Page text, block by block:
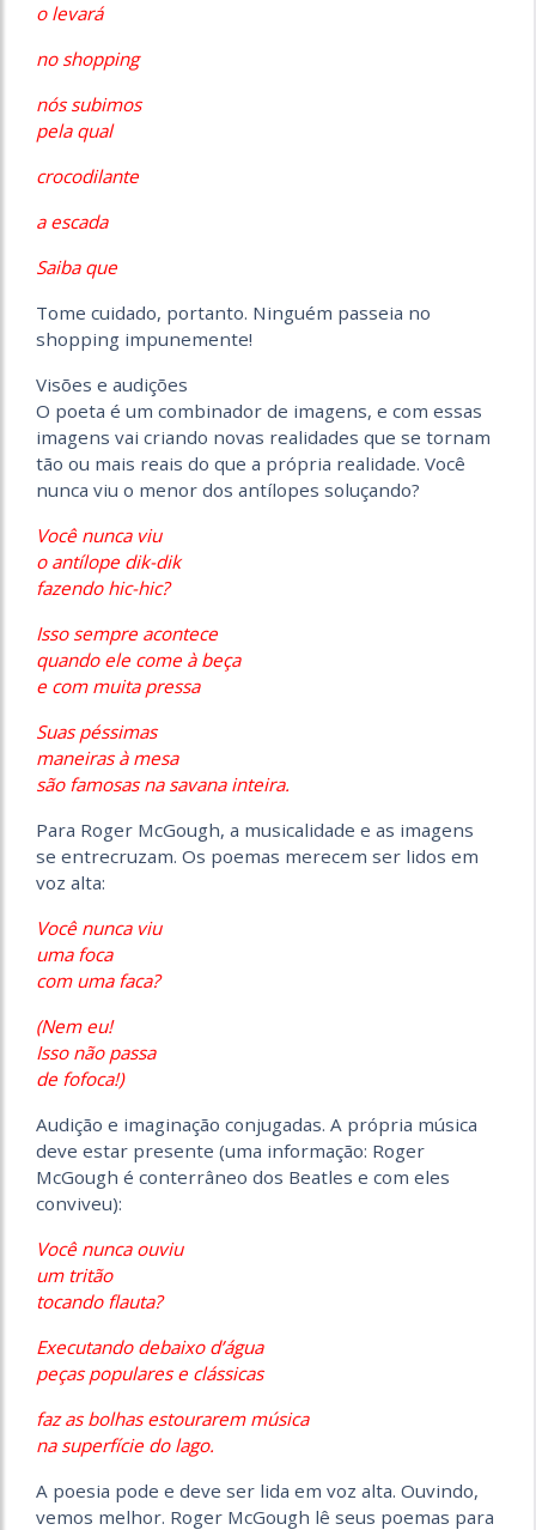
o levará
no shopping
nós subimos
pela qual
crocodilante
a escada
Saiba que
Tome cuidado, portanto. Ninguém passeia no
shopping impunemente!
Visões e audições
O poeta é um combinador de imagens, e com essas
imagens vai criando novas realidades que se tornam
tão ou mais reais do que a própria realidade. Você
nunca viu o menor dos antílopes soluçando?
Você nunca viu
o antílope dik-dik
fazendo hic-hic?
Isso sempre acontece
quando ele come à beça
e com muita pressa
Suas péssimas
maneiras à mesa
são famosas na savana inteira.
Para Roger McGough, a musicalidade e as imagens
se entrecruzam. Os poemas merecem ser lidos em
voz alta:
Você nunca viu
uma foca
com uma faca?
(Nem eu!
Isso não passa
de fofoca!)
Audição e imaginação conjugadas. A própria música
deve estar presente (uma informação: Roger
McGough é conterrâneo dos Beatles e com eles
conviveu):
Você nunca ouviu
um tritão
tocando flauta?
Executando debaixo d’água
peças populares e clássicas
faz as bolhas estourarem música
na superfície do lago.
A poesia pode e deve ser lida em voz alta. Ouvindo,
vemos melhor. Roger McGough lê seus poemas para